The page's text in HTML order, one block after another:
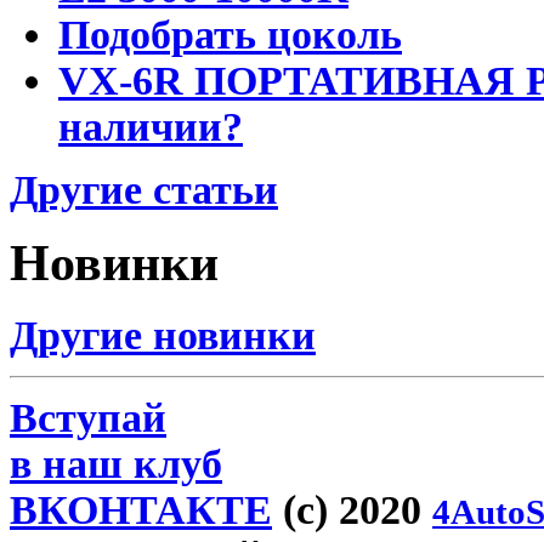
Подобрать цоколь
VX-6R ПОРТАТИВНАЯ
наличии?
Другие статьи
Новинки
Другие новинки
Вступай
в наш клуб
ВКОНТАКТЕ (c) 2020